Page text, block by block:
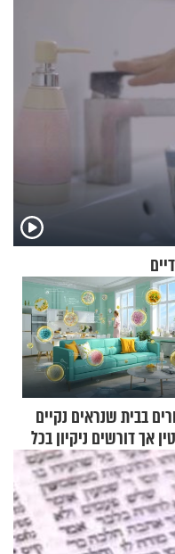
בבית שנראים נקיים
אך דורשים ניקיון בכל